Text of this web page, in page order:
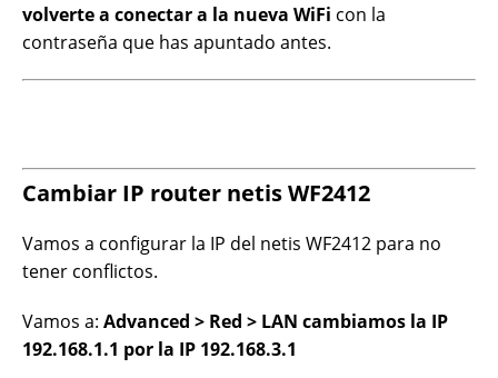
volverte a conectar a la nueva WiFi con la
contraseña que has apuntado antes.
Cambiar IP router netis WF2412
Vamos a configurar la IP del netis WF2412 para no
tener conflictos.
Vamos a: Advanced > Red > LAN cambiamos la IP
192.168.1.1 por la IP 192.168.3.1